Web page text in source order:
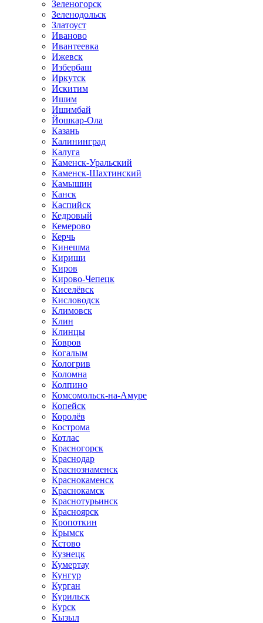
Зеленогорск
Зеленодольск
Златоуст
Иваново
Ивантеевка
Ижевск
Избербаш
Иркутск
Искитим
Ишим
Ишимбай
Йошкар-Ола
Казань
Калининград
Калуга
Каменск-Уральский
Каменск-Шахтинский
Камышин
Канск
Каспийск
Кедровый
Кемерово
Керчь
Кинешма
Кириши
Киров
Кирово-Чепецк
Киселёвск
Кисловодск
Климовск
Клин
Клинцы
Ковров
Когалым
Кологрив
Коломна
Колпино
Комсомольск-на-Амуре
Копейск
Королёв
Кострома
Котлас
Красногорск
Краснодар
Краснознаменск
Краснокаменск
Краснокамск
Краснотурьинск
Красноярск
Кропоткин
Крымск
Кстово
Кузнецк
Кумертау
Кунгур
Курган
Курильск
Курск
Кызыл